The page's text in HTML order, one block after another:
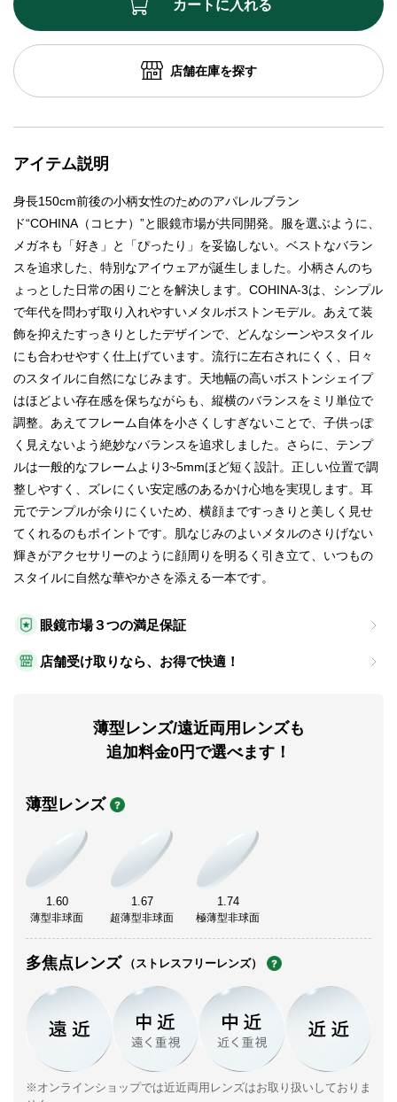
眼鏡市場３つの満足保証
店舗受け取りなら、お得で快適！
薄型レンズ/遠近両用レンズも
追加料金0円で選べます！
薄型レンズ
1.60
薄型非球面
1.67
超薄型非球面
1.74
極薄型非球面
多焦点レンズ （ストレスフリーレンズ）
※オンラインショップでは近近両用レンズはお取り扱いしておりま
カートに入れる
店舗在庫を探す
アイテム説明
身長150cm前後の小柄女性のためのアパレルブラン
ド“COHINA（コヒナ）”と眼鏡市場が共同開発。服を選ぶように、
メガネも「好き」と「ぴったり」を妥協しない。ベストなバラン
スを追求した、特別なアイウェアが誕生しました。小柄さんのち
ょっとした日常の困りごとを解決します。COHINA-3は、シンプル
で年代を問わず取り入れやすいメタルボストンモデル。あえて装
飾を抑えたすっきりとしたデザインで、どんなシーンやスタイル
にも合わせやすく仕上げています。流行に左右されにくく、日々
のスタイルに自然になじみます。天地幅の高いボストンシェイプ
はほどよい存在感を保ちながらも、縦横のバランスをミリ単位で
調整。あえてフレーム自体を小さくしすぎないことで、子供っぽ
く見えないよう絶妙なバランスを追求しました。さらに、テンプ
ルは一般的なフレームより3~5mmほど短く設計。正しい位置で調
整しやすく、ズレにくい安定感のあるかけ心地を実現します。耳
元でテンプルが余りにくいため、横顔まですっきりと美しく見せ
てくれるのもポイントです。肌なじみのよいメタルのさりげない
輝きがアクセサリーのように顔周りを明るく引き立て、いつもの
スタイルに自然な華やかさを添える一本です。